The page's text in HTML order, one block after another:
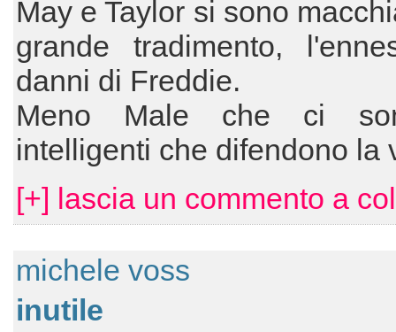
May e Taylor si sono
grande tradimento,
danni di Freddie.
Meno Male che ci
intelligenti che difendono la
[+] lascia un commento a
michele voss
inutile